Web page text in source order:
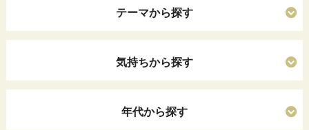
テーマから探す
気持ちから探す
年代から探す